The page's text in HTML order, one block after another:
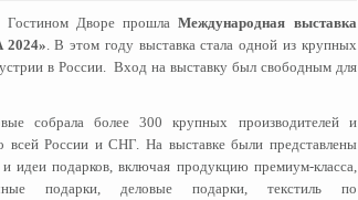
Гостином Дворе прошлаМеждународная выставка
2024» . В этом году выставка стала одной из крупных
в России. Вход на выставку был свободным для
собрала более 300 крупных производителей и
всей России и СНГ. На выставке были представлены
идеи подарков, включая продукцию премиум-класса,
подарки, деловые подарки, текстиль по